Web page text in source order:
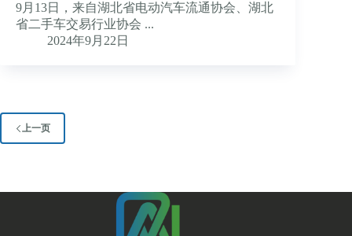
9月13日，来自湖北省电动汽车流通协会、湖北
省二手车交易行业协会 ...
2024年9月22日
上一页